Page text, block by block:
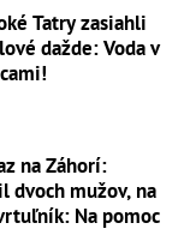
Tatry zasiahli
dažde: Voda v
na Záhorí:
dvoch mužov, na
Na pomoc